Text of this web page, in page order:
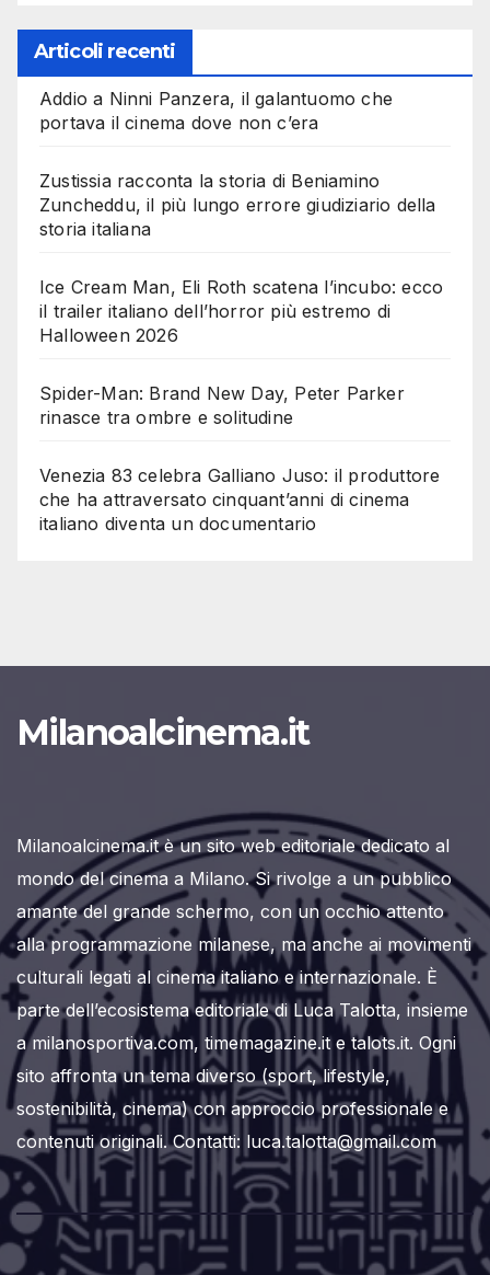
Articoli recenti
Addio a Ninni Panzera, il galantuomo che
portava il cinema dove non c’era
Zustissia racconta la storia di Beniamino
Zuncheddu, il più lungo errore giudiziario della
storia italiana
Ice Cream Man, Eli Roth scatena l’incubo: ecco
il trailer italiano dell’horror più estremo di
Halloween 2026
Spider-Man: Brand New Day, Peter Parker
rinasce tra ombre e solitudine
Venezia 83 celebra Galliano Juso: il produttore
che ha attraversato cinquant’anni di cinema
italiano diventa un documentario
Milanoalcinema.it
Milanoalcinema.it è un sito web editoriale dedicato al
mondo del cinema a Milano. Si rivolge a un pubblico
amante del grande schermo, con un occhio attento
alla programmazione milanese, ma anche ai movimenti
culturali legati al cinema italiano e internazionale. È
parte dell’ecosistema editoriale di Luca Talotta, insieme
a milanosportiva.com, timemagazine.it e talots.it. Ogni
sito affronta un tema diverso (sport, lifestyle,
sostenibilità, cinema) con approccio professionale e
contenuti originali. Contatti: luca.talotta@gmail.com